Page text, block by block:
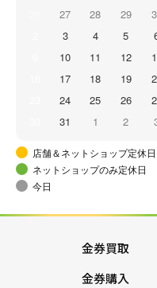
27 28 29
3 4 5
10 11 12
17 18 19
24 25 26
31 1 2
店舗＆ネットショップ定休日
ネットショップのみ定休日
今日
金券買取
金券購入